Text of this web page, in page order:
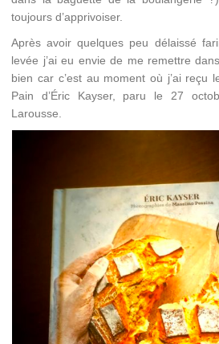
toujours d’apprivoiser.
Après avoir quelques peu délaissé
levée j’ai eu envie de me remettre
bien car c’est au moment où j’ai reçu
Pain d’Éric Kayser, paru le 27
Larousse.